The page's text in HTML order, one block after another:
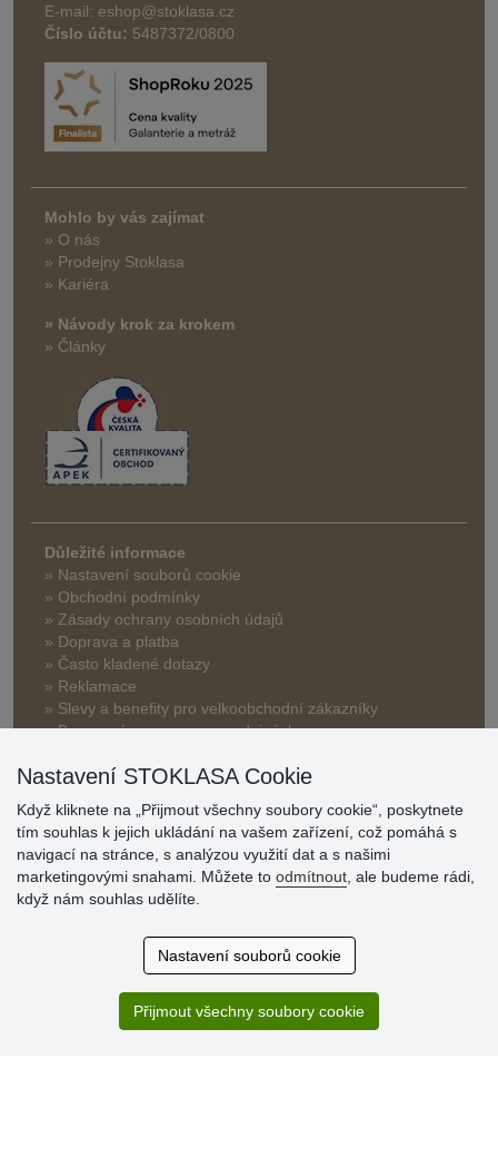
E-mail: eshop@stoklasa.cz
Číslo účtu: 5487372/0800
Mohlo by vás zajímat
» O nás
» Prodejny Stoklasa
» Kariéra
» Návody krok za krokem
» Články
Důležité informace
» Nastavení souborů cookie
» Obchodní podmínky
» Zásady ochrany osobních údajů
» Doprava a platba
» Často kladené dotazy
» Reklamace
» Slevy a benefity pro velkoobchodní zákazníky
» Bonusový program na prodejnách
Hodnocení
Nastavení STOKLASA Cookie
Když kliknete na „Přijmout všechny soubory cookie“, poskytnete
tím souhlas k jejich ukládání na vašem zařízení, což pomáhá s
navigací na stránce, s analýzou využití dat a s našimi
marketingovými snahami. Můžete to odmítnout , ale budeme rádi,
když nám souhlas udělíte.
Nastavení souborů cookie
Přijmout všechny soubory cookie